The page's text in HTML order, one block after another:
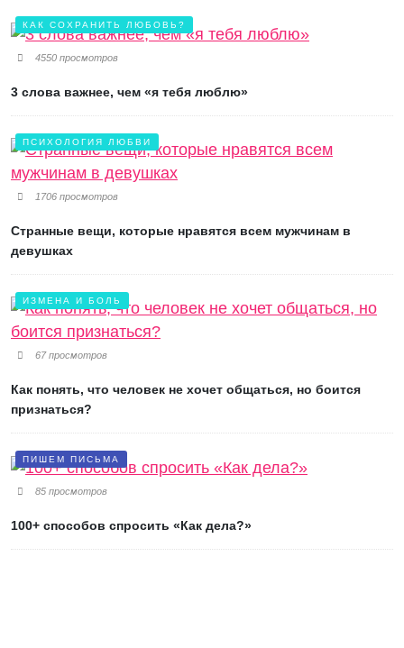
КАК СОХРАНИТЬ ЛЮБОВЬ?
4550 просмотров
3 слова важнее, чем «я тебя люблю»
ПСИХОЛОГИЯ ЛЮБВИ
1706 просмотров
Странные вещи, которые нравятся всем мужчинам в
девушках
ИЗМЕНА И БОЛЬ
67 просмотров
Как понять, что человек не хочет общаться, но боится
признаться?
ПИШЕМ ПИСЬМА
85 просмотров
100+ способов спросить «Как дела?»